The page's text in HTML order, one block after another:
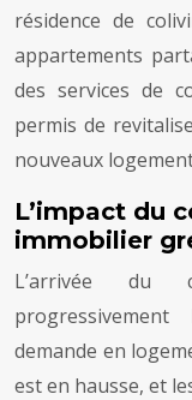
résidence de
appartements
des services de
permis de
nouveaux
L’impact du
immobilier
L’arrivée du
demande en
est en hausse, et